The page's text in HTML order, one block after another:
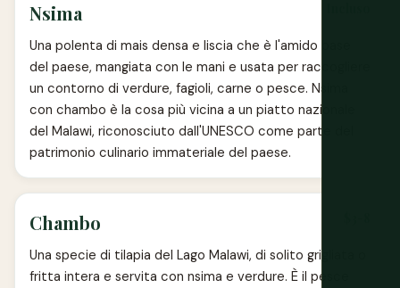
Nsima
Una polenta di mais densa e liscia che è l'amido base
del paese, mangiata con le mani e usata per raccogliere
un contorno di verdure, fagioli, carne o pesce. Nsima
con chambo è la cosa più vicina a un piatto nazionale
del Malawi, riconosciuto dall'UNESCO come parte del
patrimonio culinario immateriale del paese.
Chambo
Una specie di tilapia del Lago Malawi, di solito grigliata o
fritta intera e servita con nsima e verdure. È il pesce